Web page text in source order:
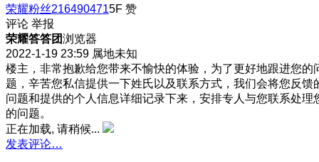
荣耀粉丝2164904715F 赞
评论 举报
荣耀答答团浏览器
2022-1-19 23:59 属地未知
楼主，非常抱歉给您带来不愉快的体验，为了更好地跟进您的
题，辛苦您私信提供一下姓氏以及联系方式，我们会将您反馈
问题和提供的个人信息详细记录下来，安排专人与您联系处理
的问题。
正在加载, 请稍候...
发表评论…